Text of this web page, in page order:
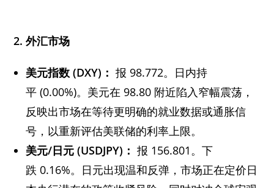
2. 外汇市场
美元指数 (DXY)： 报 98.772。日内持
平 (0.00%)。美元在 98.80 附近陷入窄幅震荡，
反映出市场在等待更明确的就业数据或通胀信
号，以重新评估美联储的利率上限。
美元/日元 (USDJPY)： 报 156.801。下
跌 0.16%。日元出现温和反弹，市场正在定价日